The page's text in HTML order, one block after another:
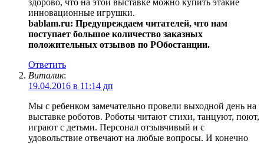
здорово, что на этой выставке можно купить этакие
инновационные игрушки.
bablam.ru: Предупреждаем читателей, что нам
поступает большое количество заказных
положительных отзывов по РОбостанции.
Ответить
Виталик:
19.04.2016 в 11:14 дп
Мы с ребенком замечательно провели выходной день на
выставке роботов. Роботы читают стихи, танцуют, поют,
играют с детьми. Персонал отзывчивый и с
удовольствие отвечают на любые вопросы. И конечно